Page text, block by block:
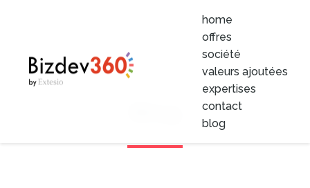
home
offres
société
valeurs ajoutées
expertises
contact
blog